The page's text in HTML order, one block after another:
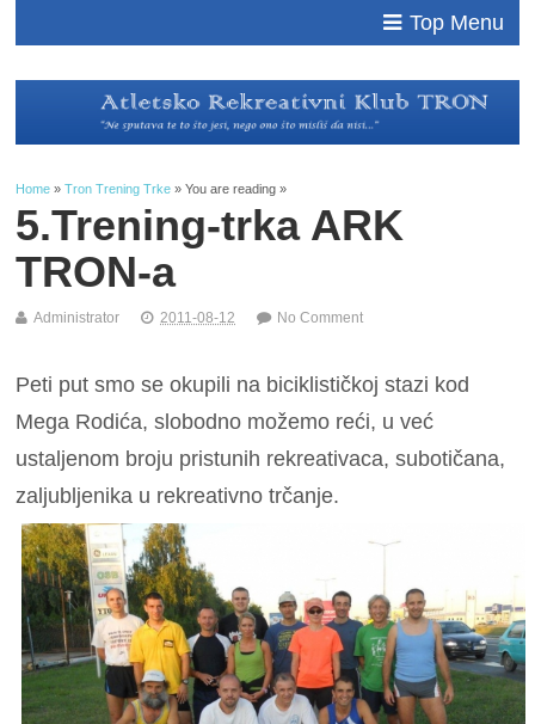
Top Menu
Home »Tron Trening Trke » You are reading »
5.Trening-trka ARK
TRON-a
Administrator 2011-08-12 No Comment
Peti put smo se okupili na biciklističkoj stazi kod
Mega Rodića, slobodno možemo reći, u već
ustaljenom broju pristunih rekreativaca, subotičana,
zaljubljenika u rekreativno trčanje.